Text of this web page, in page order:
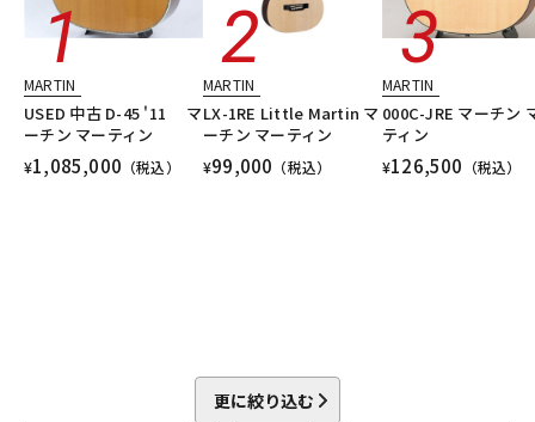
楽器アクセサリ
中古 ヴィンテージ
MARTIN
USED 中古 D-45 '11 マ
ーチン マーティン
¥1,085,000 （税込）
MARTIN
LX-1RE Little Martin マ
ーチン マーティン
¥99,000 （税込）
MARTIN
000C-JRE マーチン
ティン
¥126,500 （税込）
更に絞り込む